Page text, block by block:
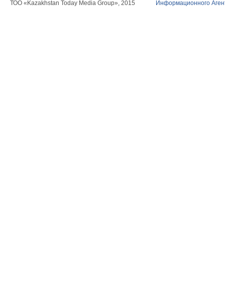
ТОО «Kazakhstan Today Media Group», 2015 Информационного